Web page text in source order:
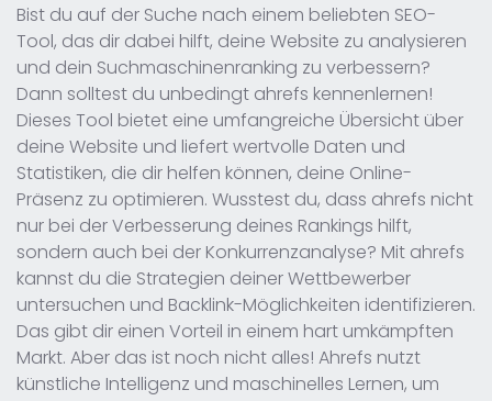
Bist du auf der Suche nach einem beliebten SEO-
Tool, das dir dabei hilft, deine Website zu analysieren
und dein Suchmaschinenranking zu verbessern?
Dann solltest du unbedingt ahrefs kennenlernen!
Dieses Tool bietet eine umfangreiche Übersicht über
deine Website und liefert wertvolle Daten und
Statistiken, die dir helfen können, deine Online-
Präsenz zu optimieren. Wusstest du, dass ahrefs nicht
nur bei der Verbesserung deines Rankings hilft,
sondern auch bei der Konkurrenzanalyse? Mit ahrefs
kannst du die Strategien deiner Wettbewerber
untersuchen und Backlink-Möglichkeiten identifizieren.
Das gibt dir einen Vorteil in einem hart umkämpften
Markt. Aber das ist noch nicht alles! Ahrefs nutzt
künstliche Intelligenz und maschinelles Lernen, um